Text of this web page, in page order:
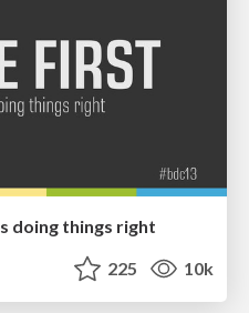
doing things right
225 10k